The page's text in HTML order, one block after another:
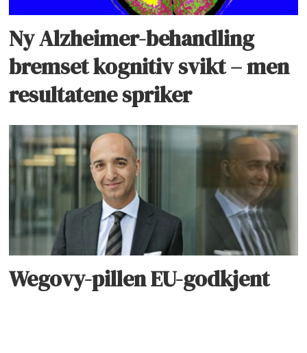
Ny Alzheimer-behandling
bremset kognitiv svikt – men
resultatene spriker
Wegovy-pillen EU-godkjent